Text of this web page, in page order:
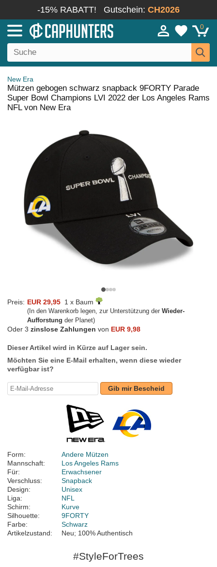
-15% RABATT! Gutschein: CH2026
0
New Era
Mützen gebogen schwarz snapback 9FORTY Parade
Super Bowl Champions LVI 2022 der Los Angeles Rams
NFL von New Era
Preis: EUR 29,95 1 x Baum
(In den Warenkorb legen, zur Unterstützung der Wieder-
Aufforstung der Planet)
Oder 3 zinslose Zahlungen von EUR 9,98
Dieser Artikel wird in Kürze auf Lager sein.
Möchten Sie eine E-Mail erhalten, wenn diese wieder
verfügbar ist?
Gib mir Bescheid
Form:
Andere Mützen
Mannschaft:
Los Angeles Rams
Für:
Erwachsener
Verschluss:
Snapback
Design:
Unisex
Liga:
NFL
Schirm:
Kurve
Silhouette:
9FORTY
Farbe:
Schwarz
Artikelzustand:
Neu; 100% Authentisch
#StyleForTrees